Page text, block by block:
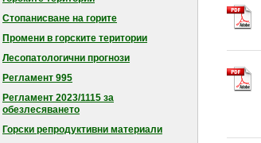
Стопанисване на горите
Промени в горските територии
Лесопатологични прогнози
Регламент 995
Регламент 2023/1115 за
обезлесяването
Горски репродуктивни материали